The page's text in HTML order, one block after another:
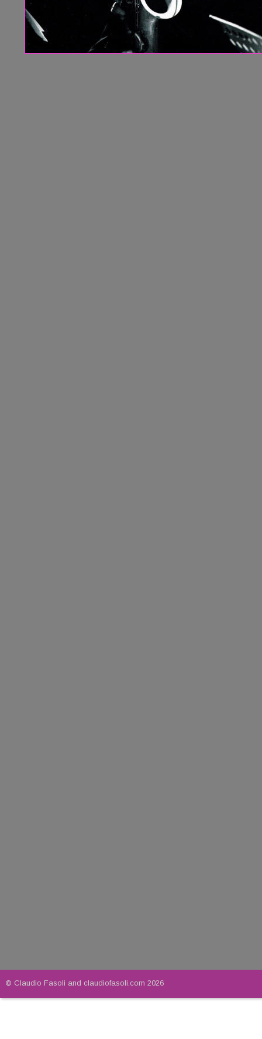
© Claudio Fasoli and claudiofasoli.com 2026